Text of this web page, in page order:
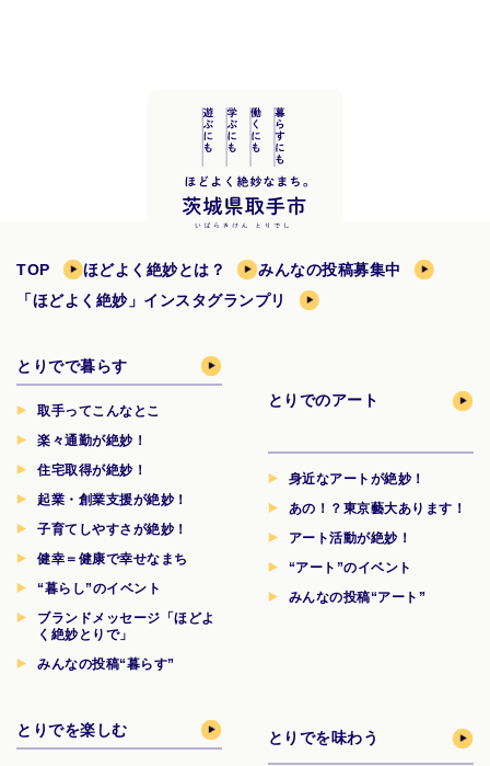
TOP ほどよく絶妙とは？
みんなの投稿募集中
「ほどよく絶妙」インスタグランプリ
とりでで暮らす
取手ってこんなとこ
楽々通勤が絶妙！
住宅取得が絶妙！
起業・創業支援が絶妙！
子育てしやすさが絶妙！
健幸＝健康で幸せなまち
“暮らし”のイベント
ブランドメッセージ「ほどよ
く絶妙とりで」
みんなの投稿“暮らす”
とりでのアート
身近なアートが絶妙！
あの！？東京藝大あります！
アート活動が絶妙！
“アート”のイベント
みんなの投稿“アート”
とりでを楽しむ とりでを味わう